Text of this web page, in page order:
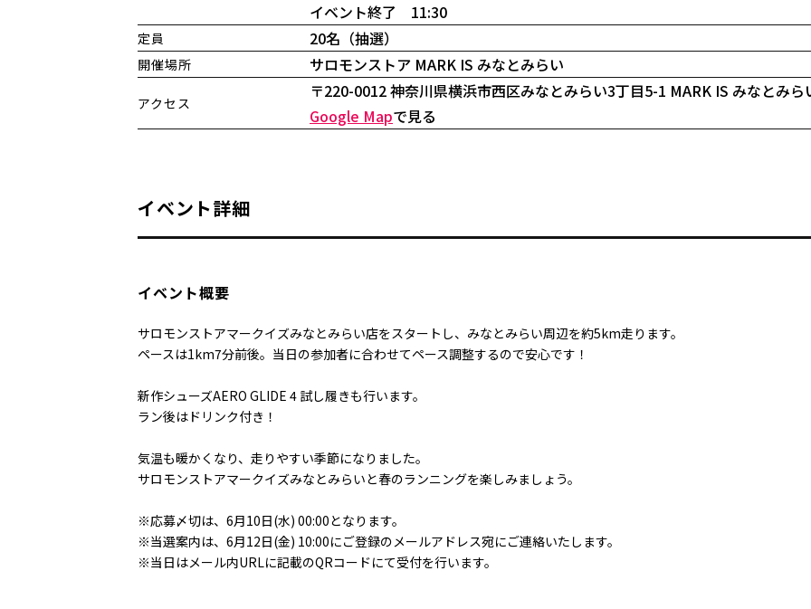
イベント終了 11:30
定員 20名（抽選）
開催場所 サロモンストア MARK IS みなとみらい
アクセス
〒220-0012 神奈川県横浜市西区みなとみらい3丁目5-1 MARK IS みなとみら
Google Mapで見る
イベント詳細
イベント概要
サロモンストアマークイズみなとみらい店をスタートし、みなとみらい周辺を約5km走ります。
ペースは1km7分前後。当日の参加者に合わせてペース調整するので安心です！
新作シューズAERO GLIDE 4 試し履きも行います。
ラン後はドリンク付き！
気温も暖かくなり、走りやすい季節になりました。
サロモンストアマークイズみなとみらいと春のランニングを楽しみましょう。
※応募〆切は、6月10日(水) 00:00となります。
※当選案内は、6月12日(金) 10:00にご登録のメールアドレス宛にご連絡いたします。
※当日はメール内URLに記載のQRコードにて受付を行います。